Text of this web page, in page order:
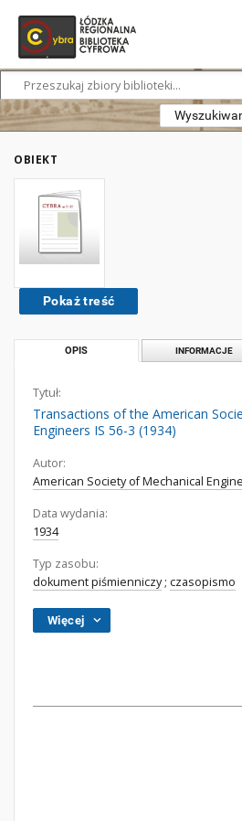
OBIEKT
Pokaż treść
OPIS INFORMACJE
Tytuł:
Transactions of the American
Engineers IS 56-3 (1934)
Autor:
American Society of Mechanical
Data wydania:
1934
Typ zasobu:
dokument piśmienniczy; czasopismo
Więcej